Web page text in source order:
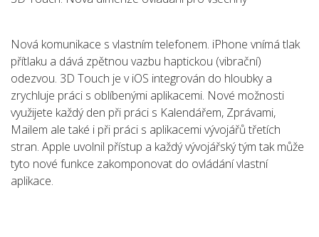
Nová komunikace s vlastním telefonem. iPhone vnímá tlak
přítlaku a dává zpětnou vazbu haptickou (vibrační)
odezvou. 3D Touch je v iOS integrován do hloubky a
zrychluje práci s oblíbenými aplikacemi. Nové možnosti
využijete každý den při práci s Kalendářem, Zprávami,
Mailem ale také i při práci s aplikacemi vývojářů třetích
stran. Apple uvolnil přístup a každý vývojářský tým tak může
tyto nové funkce zakomponovat do ovládání vlastní
aplikace.